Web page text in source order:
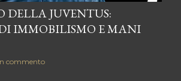
DELLA JUVENTUS:
IMMOBILISMO E MANI
commento